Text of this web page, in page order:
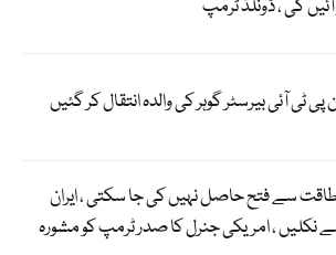
گی ، ڈونلڈ ٹرمپ
ٹی آئی بیرسٹر گوہر کی والدہ انتقال کر گئیں
سے فتح حاصل نہیں کی جا سکتی ، ایران
، امریکی جنرل کا صدر ٹرمپ کو مشورہ